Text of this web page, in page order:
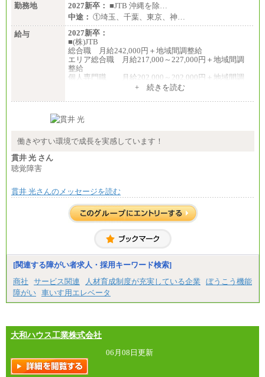
勤務地
2027新卒： ■JTB 沖縄を除…
中途： ①埼玉、千葉、東京、神…
給与
2027新卒：
■(株)JTB
総合職 月給242,000円＋地域間調整給
エリア総合職 月給217,000～227,000円＋地域間調
整給
個人専門職 月給202,000～202,000円＋地域間調
総合職 月給208,000～235,000円
※詳細はJTBキャリアサイトよりご確認ください。
総合職 月給220,000～230,000円＋地域間調整給
整給
※詳細はJTBキャリアサイトよりご確認ください。
■(株)JTBコミュニケーションデザイン
総合職 月給230,000円
みなし残業手当：20,000円（一律支給）※みなし
残業手当の残業時間は10.43時間。
間に応じて、時間外手当等を支給。
エリアサポート職 月給188,000円
■（株）JTBグローバルマーケティング＆トラベル
訪日事業職 月給202,000～227,000円＋地域間調整
給
※詳細はJTBキャリアサイトよりご確認ください。
+ 続きを読む
働きやすい環境で成長を実感しています！
貫井 光 さん
聴覚障害
貫井 光さんのメッセージを読む
[関連する障がい者求人・採用キーワード検索]
商社
サービス関連 人材育成制度が充実している企業
ぼうこう機能
障がい 車いす用エレベータ
大和ハウス工業株式会社
06月08日更新